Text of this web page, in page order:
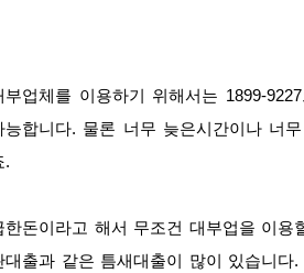
부업체를 이용하기 위해서는 1899-
능합니다. 물론 너무 늦은시간이나 너
.
한돈이라고 해서 무조건 대부업을 이용
대출과 같은 틈새대출이 많이 있습니다